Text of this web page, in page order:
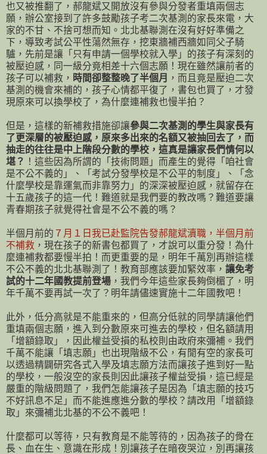
也又被推翻了，郝龍斌又開放沒有參與分發者重填兩個志
願，辦公室接到了許多鼓勵孩子考二次基測的家長來電，大
家的不甘、不捨可想而知。北北基聯測在沒有好好準備之
下，導致考試公平性蕩然無存，挖東牆補西牆如同父子騎
驢，先前是讓「只有申請一個學校就入學」的孩子有深刻的
被壓迫感，同一級分竟相差十六個志願！現在雖然讓前者的
孩子可以補救， 時間卻整整晚了半個月 ，而且竟是壓迫二次
基測的機會來補的，孩子心情都平復了，書包也買了，才發
現原來可以換學校了，為什麼連補救也慢半拍？
但是，這樣的新補救措施卻讓參與二次基測的學生與家長有
了更深層的被壓迫感，原來多出來的名額又被抽回去了，而
抽走的往往是中上階段分數的學校，這真是讓家長們情何以
堪？ ！這些因為所謂的「技術問題」而產生的覺得「咱社會
是不公不義的」、「考試分發學校是不公平的制度」、「念
什麼學校是靠運氣而非靠努力」的深深被壓迫感，就留存在
十五歲孩子的這一代！難道就是我們要的教改嗎？難道要讓
青春期孩子就覺得社會是不公不義的嗎？
半個月前的 ７月１日我已赴監院告發郝龍斌瀆職，半個月前
不補救 ，現在孩子的新書包都買了，才說可以重分發！為什
麼連補救都要慢半拍！而更重要的是，明年千萬別再辦這樣
不公不義的北北基聯測了！教育部應該要加緊效率， 讓免考
試的十二年國教提前登場 ，我們今年這些家長夠倒楣了，明
年千萬不要再試一次了？明年請儘速實施十二年國教吧！
此外，低分高就是不能重來的，但高分低就的同學請讓他們
重填兩個志願，進入到分數原來可進去的學校，但名額請用
「增額錄取」，因此權益受損的私校則由政府來彌補。我們
千萬不能讓「填志願」也出現階級不公，有閒有空的家長可
以透過精闢研究各式入學及填志願方法而讓孩子進到好一點
的學校，一般沒空的家長則因此讓孩子權益受損，這已經是
嚴重的階級問題了，我們怎能讓孩子是因為「填志願的技巧
不好訊息不足」而不能進應進分數的學校？請改用「增額錄
取」來彌補北北基的不公不義吧！
什麼都可以等待，只有教育是不能等待的，因為孩子的骨在
長、血在生、意識在形成！別讓孩子在暗夜哭泣，別再讓孩